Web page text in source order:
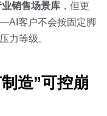
销售场景库 ，但更
客户不会按固定脚
力等级。
造”可控崩